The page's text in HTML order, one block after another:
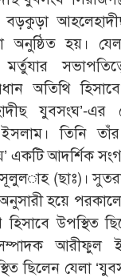
বড়কুড়া
হয়।
অতিথি
যুবসংঘ’-এর
তিনি
একটি আদর্শিক
(ছাঃ)।
হয়ে
উপস্থিত
আরীফুল
ছিলেন যেলা